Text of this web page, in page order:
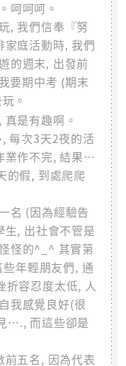
呵呵呵。
, 我們信奉『努
家庭活動時, 我們
的週末, 出發前
要期中考 (期末
。
是有趣啊。
每次3天2夜的活
業作不完, 結果…
的假, 到處爬爬
名 (因為經驗告
, 出社會不管是
怪的^_^ 其實第
年輕朋友們, 通
折容忍度太低, 人
我感覺良好(很
…., 而這些卻是
五名, 因為代表